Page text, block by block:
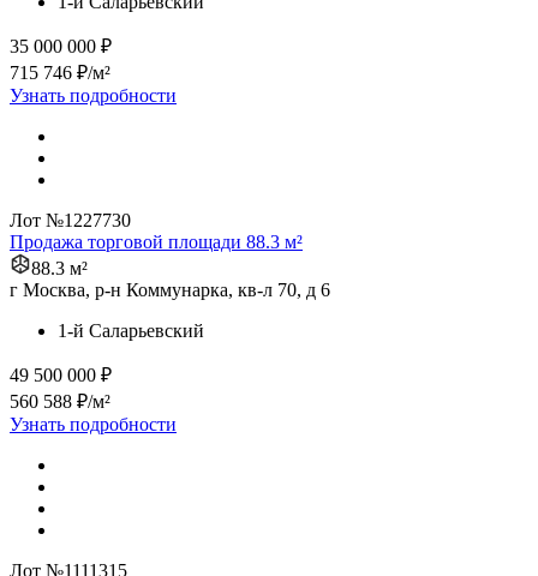
35 000 000 ₽
715 746 ₽/м²
Узнать подробности
Лот №1227730
Продажа торговой площади 88.3 м²
88.3 м²
г Москва, р-н Коммунарка, кв-л 70, д 6
1-й Саларьевский
49 500 000 ₽
560 588 ₽/м²
Узнать подробности
Лот №1111315